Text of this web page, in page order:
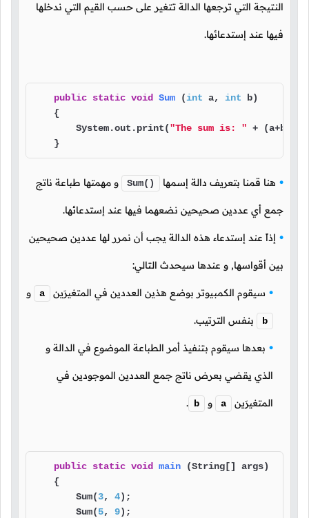
النتيجة التي ترجعها الدالة تتغير على حسب القيم التي ندخلها
فيها عند إستدعائها.
public static void Sum (int a, int b)
    {
        System.out.print(
"The sum is: " + (a+b) +
    }
هنا قمنا بتعريف دالة إسمها Sum() و مهمتها طباعة ناتج
جمع أي عددين صحيحين نضعهما فيها عند إستدعائها.
إذاً عند إستدعاء هذه الدالة يجب أن نمرر لها عددين صحيحين
بين أقواسها, و عندها سيحدث التالي:
سيقوم الكمبيوتر بوضع هذين العددين في المتغيرَين a و
b بنفس الترتيب.
بعدها سيقوم بتنفيذ أمر الطباعة الموضوع في الدالة و
الذي يقضي بعرض ناتج جمع العددين الموجودين في
المتغيرَين a و b
.
public static void main
(String[] args)
    {
        Sum(
3, 4);
        Sum(
5, 9);